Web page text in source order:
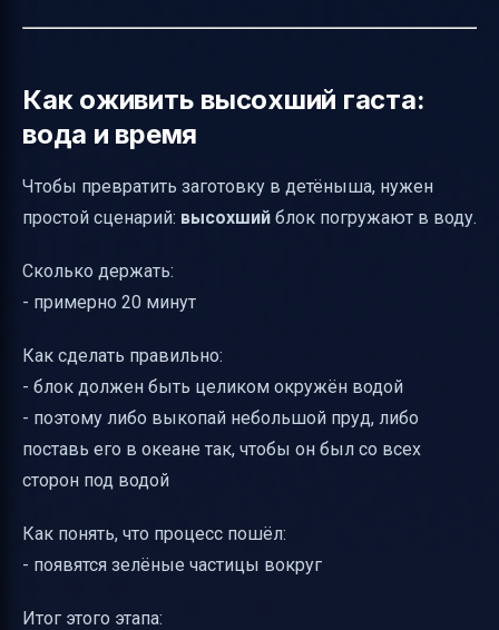
Как оживить высохший гаста:
вода и время
Чтобы превратить заготовку в детёныша, нужен
простой сценарий: высохший блок погружают в воду.
Сколько держать:
- примерно 20 минут
Как сделать правильно:
- блок должен быть целиком окружён водой
- поэтому либо выкопай небольшой пруд, либо
поставь его в океане так, чтобы он был со всех
сторон под водой
Как понять, что процесс пошёл:
- появятся зелёные частицы вокруг
Итог этого этапа: